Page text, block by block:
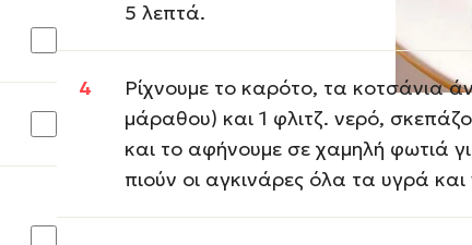
5 λεπτά.
Ρίχνουμε το καρότο, τα κοτσάνια
μάραθου) και 1 φλιτζ. νερό,
και το αφήνουμε σε χαμηλή φωτιά
πιούν οι αγκινάρες όλα τα υγρά